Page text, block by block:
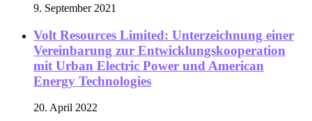
9. September 2021
Volt Resources Limited: Unterzeichnung einer
Vereinbarung zur Entwicklungskooperation
mit Urban Electric Power und American
Energy Technologies
20. April 2022